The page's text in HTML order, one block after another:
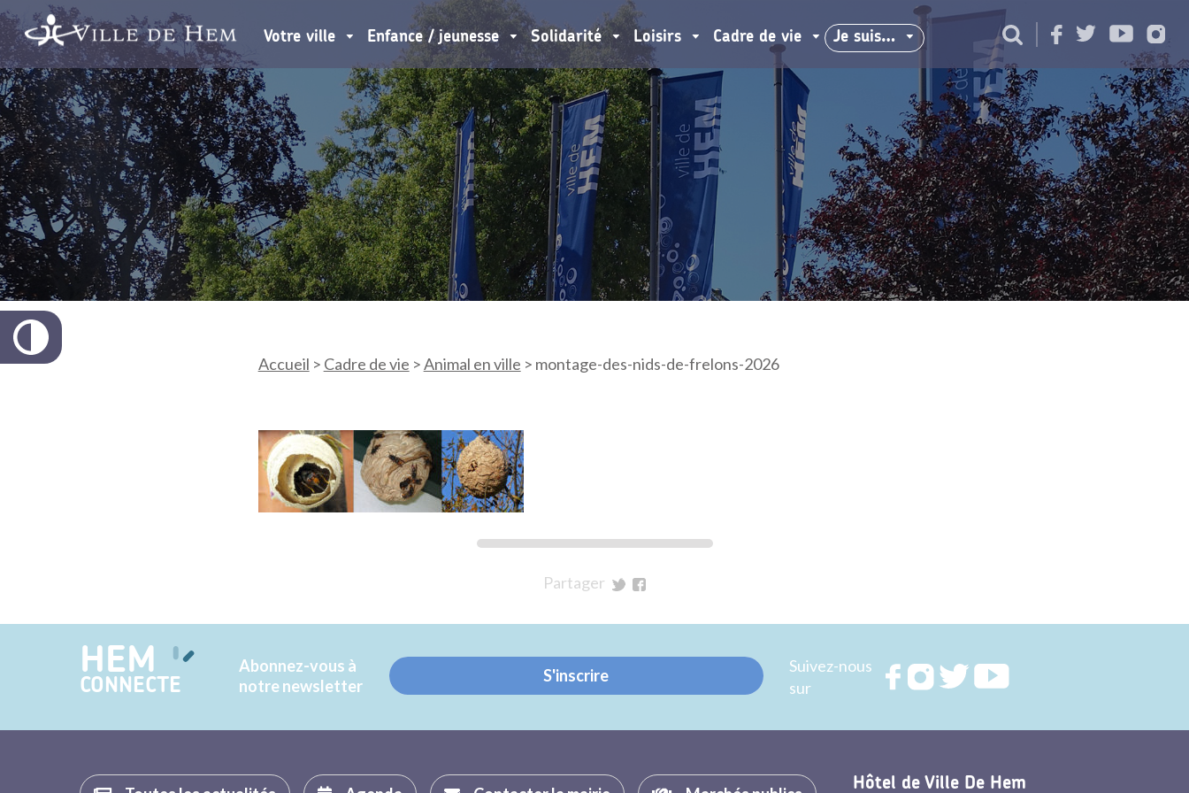
Votre ville Enfance / jeunesse Solidarité Loisirs Cadre de vie Je suis…
Accueil > Cadre de vie >Animal en ville > montage-des-nids-de-frelons-2026
Partager
Twitter
Facebook
HEM
CONNECTE
Abonnez-vous à
notre newsletter
S'inscrire
Suivez-nous
sur
RejoignezRejoignezRejoignez
Hôtel de Ville De Hem